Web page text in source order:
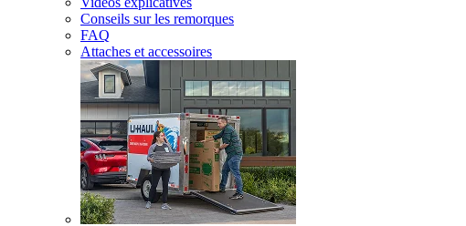
Conseils sur les remorques
FAQ
Attaches et accessoires